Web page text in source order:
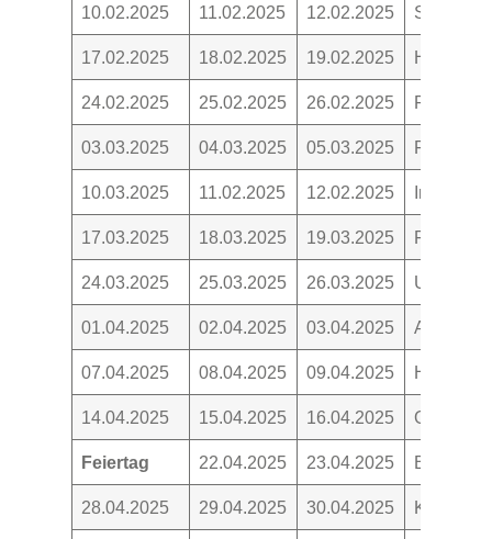
10.02.2025 11.02.2025 12.02.2025 Spiele
17.02.2025 18.02.2025 19.02.2025
24.02.2025 25.02.2025 26.02.2025 Film und
03.03.2025 04.03.2025 05.03.2025 Fastnacht
10.03.2025 11.02.2025 12.02.2025 Im
17.03.2025 18.03.2025 19.03.2025
24.03.2025 25.03.2025 26.03.2025 Uhren
01.04.2025 02.04.2025 03.04.2025
07.04.2025 08.04.2025 09.04.2025 Hausputz
14.04.2025 15.04.2025 16.04.2025 Ostern
Feiertag 22.04.2025 23.04.2025 Berufe
28.04.2025 29.04.2025 30.04.2025